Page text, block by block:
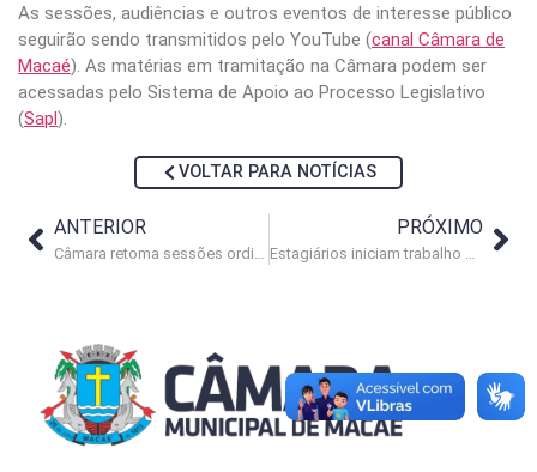
As sessões, audiências e outros eventos de interesse público
seguirão sendo transmitidos pelo YouTube (canal Câmara de
Macaé). As matérias em tramitação na Câmara podem ser
acessadas pelo Sistema de Apoio ao Processo Legislativo
(Sapl).
VOLTAR PARA NOTÍCIAS
ANTERIOR
Câmara retoma sessões ordinárias nesta quarta-feira (2)
PRÓXIMO
Estagiários iniciam trabalho no Legislativo macaense